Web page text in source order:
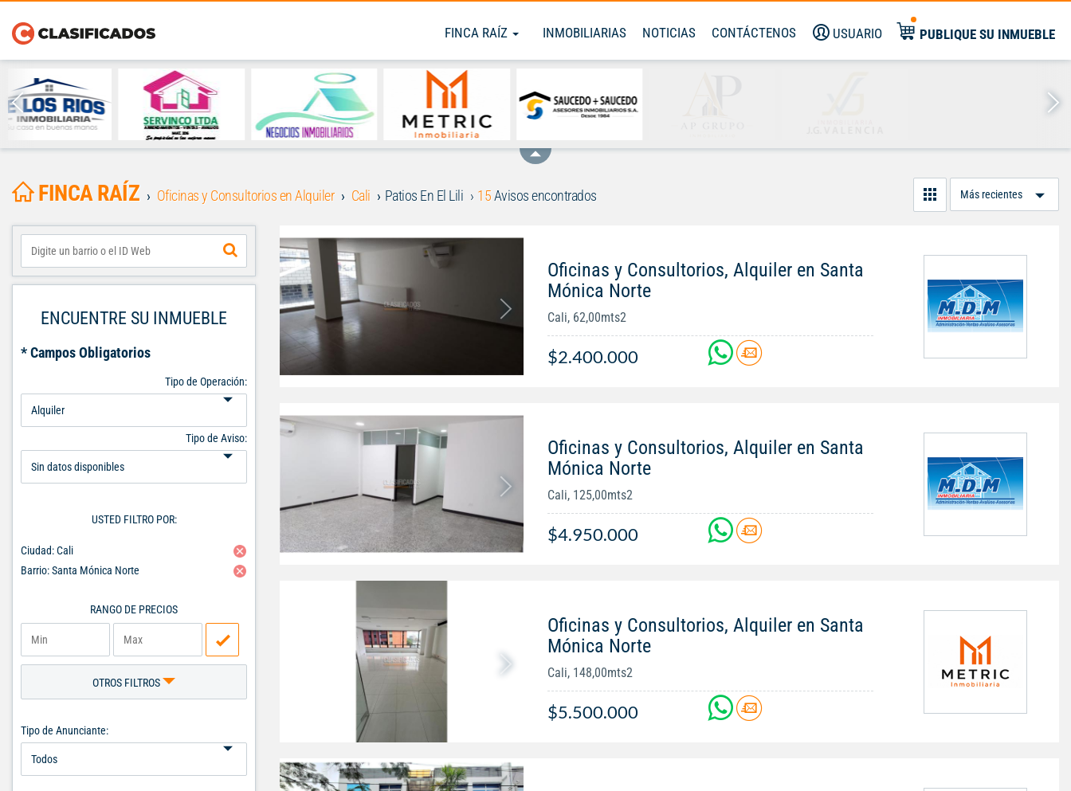
FINCA RAÍZ INMOBILIARIAS NOTICIAS CONTÁCTENOS USUARIO PUBLIQUE SU INMUEBLE
FINCA RAÍZ Oficinas y Consultorios en Alquiler Cali Patios En El Lili 15Avisos encontrados
Oficinas y Consultorios, Alquiler en Santa
Mónica Norte
Cali, 62,00mts2
$2.400.000
Oficinas y Consultorios, Alquiler en Santa
Mónica Norte
Cali, 125,00mts2
$4.950.000
Oficinas y Consultorios, Alquiler en Santa
Mónica Norte
Cali, 148,00mts2
$5.500.000
ENCUENTRE SU INMUEBLE
* Campos Obligatorios
Tipo de Operación:
Tipo de Aviso:
USTED FILTRO POR:
Ciudad: Cali
Barrio: Santa Mónica Norte
RANGO DE PRECIOS
OTROS FILTROS
Tipo de Anunciante: